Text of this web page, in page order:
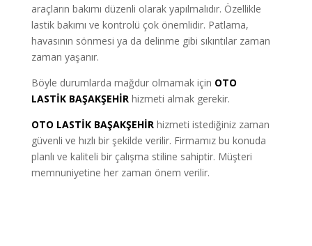
araçların bakımı düzenli olarak yapılmalıdır. Özellikle
lastik bakımı ve kontrolü çok önemlidir. Patlama,
havasının sönmesi ya da delinme gibi sıkıntılar zaman
zaman yaşanır.
Böyle durumlarda mağdur olmamak için OTO
LASTİKBAŞAKŞEHİR hizmeti almak gerekir.
OTO LASTİK BAŞAKŞEHİR hizmeti istediğiniz zaman
güvenli ve hızlı bir şekilde verilir. Firmamız bu konuda
planlı ve kaliteli bir çalışma stiline sahiptir. Müşteri
memnuniyetine her zaman önem verilir.